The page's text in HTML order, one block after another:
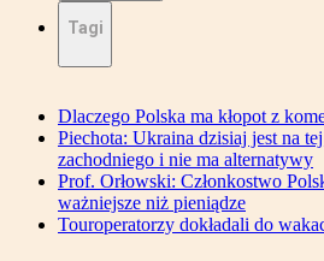
Tagi
Dlaczego Polska ma kłopot z
Piechota: Ukraina dzisiaj jest na
zachodniego i nie ma alternatywy
Prof. Orłowski: Członkostwo
ważniejsze niż pieniądze
Touroperatorzy dokładali do